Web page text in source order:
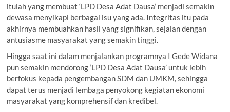
itulah yang membuat ‘LPD Desa Adat Dausa’ menjadi semakin
dewasa menyikapi berbagai isu yang ada. Integritas itu pada
akhirnya membuahkan hasil yang signifikan, sejalan dengan
antusiasme masyarakat yang semakin tinggi.
Hingga saat ini dalam menjalankan programnya I Gede Widana
pun semakin mendorong ‘LPD Desa Adat Dausa’ untuk lebih
berfokus kepada pengembangan SDM dan UMKM, sehingga
dapat terus menjadi lembaga penyokong kegiatan ekonomi
masyarakat yang komprehensif dan kredibel.